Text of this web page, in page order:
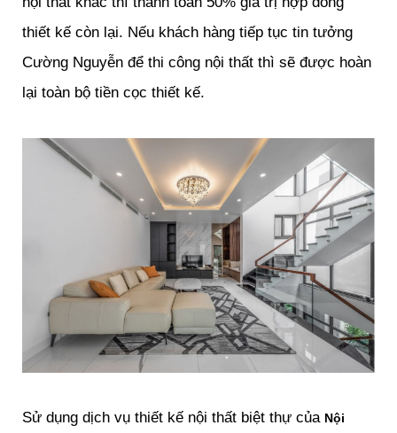
thiết kế còn lại. Nếu khách hàng tiếp tục tin tưởng
Cường Nguyễn để thi công nội thất thì sẽ được hoàn
lại toàn bộ tiền cọc thiết kế.
Sử dụng dịch vụ thiết kế nội thất biệt thự của Nội